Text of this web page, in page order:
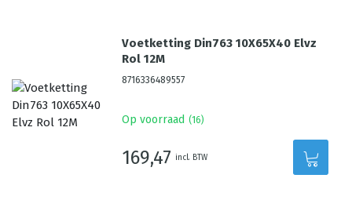
Voetketting Din763 10X65X40 Elvz
Rol 12M
8716336489557
Op voorraad (16)
169,47 incl. BTW